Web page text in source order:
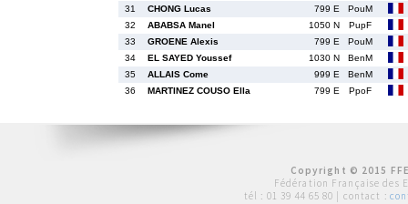
31
CHONG Lucas 799 E
PouM
32
ABABSA Manel 1050 N
PupF
33
GROENE Alexis 799 E
PouM
34
EL SAYED Youssef 1030 N
BenM
35
ALLAIS Come 999 E
BenM
36
MARTINEZ COUSO Ella 799 E PpoF
Copyright © 2015
Fédération Française des
tél : 01 39 44 65 80 | contact :